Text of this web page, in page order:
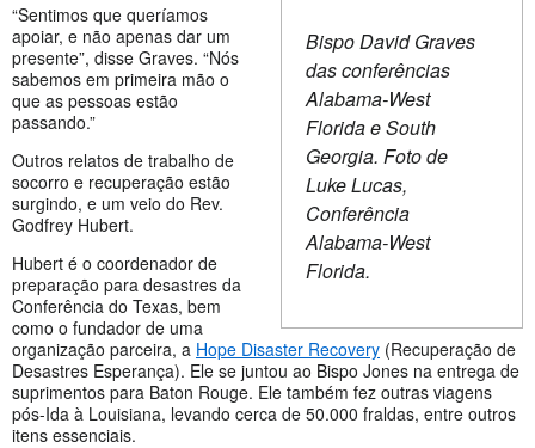
Bispo David Graves
das conferências
Alabama-West
Florida e South
Georgia. Foto de
Luke Lucas,
Conferência
Alabama-West
Florida.
“Sentimos que queríamos
apoiar, e não apenas dar um
presente”, disse Graves. “Nós
sabemos em primeira mão o
que as pessoas estão
passando.”
Outros relatos de trabalho de
socorro e recuperação estão
surgindo, e um veio do Rev.
Godfrey Hubert.
Hubert é o coordenador de
preparação para desastres da
Conferência do Texas, bem
como o fundador de uma
organização parceira, a Hope Disaster Recovery (Recuperação de
Desastres Esperança). Ele se juntou ao Bispo Jones na entrega de
suprimentos para Baton Rouge. Ele também fez outras viagens
pós-Ida à Louisiana, levando cerca de 50.000 fraldas, entre outros
itens essenciais.